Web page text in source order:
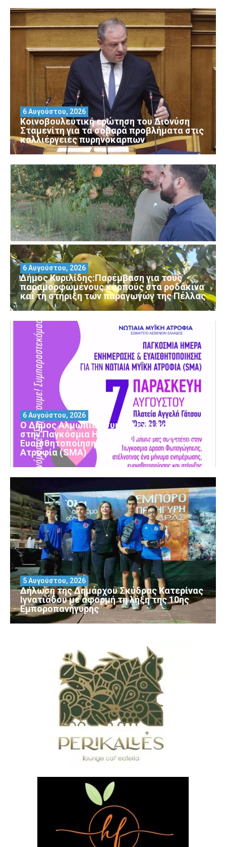
Κοινοβουλευτική ερώτηση του Διονύση
Σταμενίτη για τα σοβαρά προβλήματα στις
καλλιέργειες πυρηνόκαρπων
6 Αυγούστου, 2026
Δήμος Κυριλίδης:Παρέμβαση για τους
παραμορφωμένους καρπούς στα ροδάκινα
και τη στήριξη των παραγωγών της Πέλλας
6 Αυγούστου, 2026
Ο Δήμος Αλμωπίας συμμετέχει και φέτος
στην Παγκόσμια Ημέρα Ενημέρωσης και
Ευαισθητοποίησης για τη Νωτιαία Μυϊκή
Ατροφία (SMA)
6 Αυγούστου, 2026
Δήλωση της Δημάρχου Σκύδρας Κατερίνας
Ιγνατιάδου με αφορμή τη λήξη της 10ης
Εμποροπανήγυρης
5 Αυγούστου, 2026